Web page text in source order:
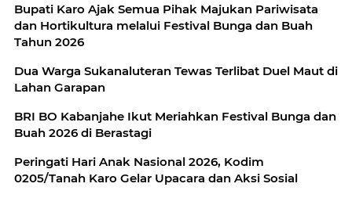
Bupati Karo Ajak Semua Pihak Majukan Pariwisata
dan Hortikultura melalui Festival Bunga dan Buah
Tahun 2026
Dua Warga Sukanaluteran Tewas Terlibat Duel Maut di
Lahan Garapan
BRI BO Kabanjahe Ikut Meriahkan Festival Bunga dan
Buah 2026 di Berastagi
Peringati Hari Anak Nasional 2026, Kodim
0205/Tanah Karo Gelar Upacara dan Aksi Sosial